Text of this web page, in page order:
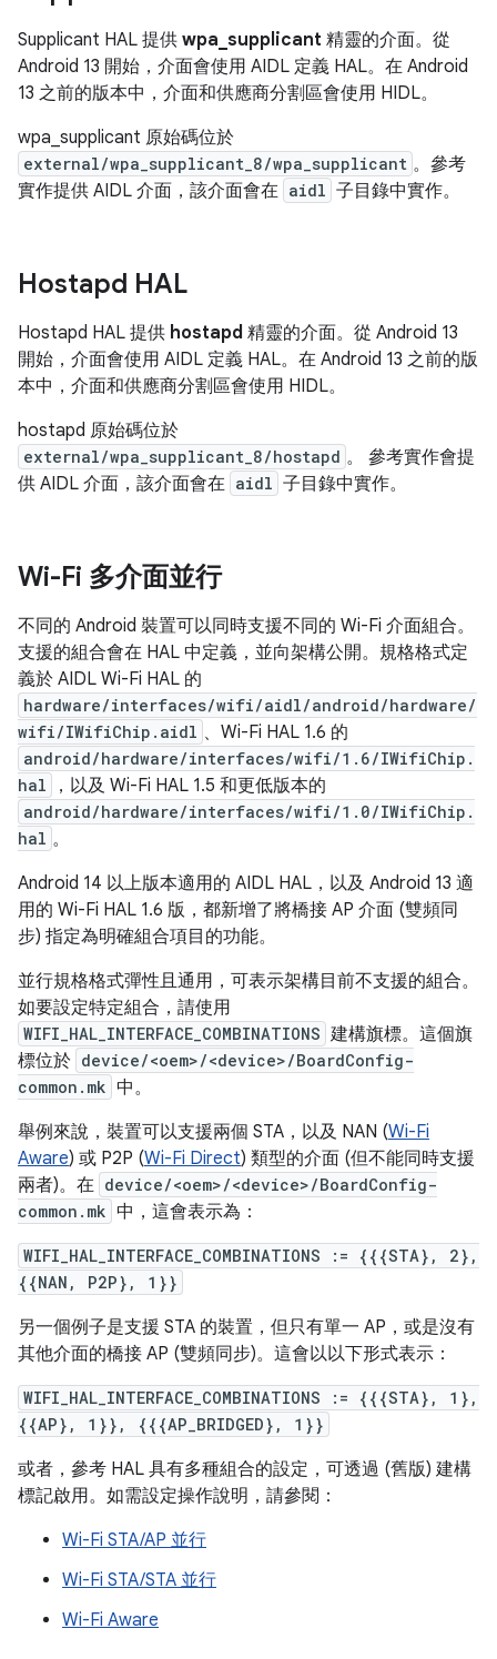
Supplicant HAL 提供 wpa_supplicant 精靈的介面。從
Android 13 開始，介面會使用 AIDL 定義 HAL。在 Android
13 之前的版本中，介面和供應商分割區會使用 HIDL。
wpa_supplicant 原始碼位於
external/wpa_supplicant_8/wpa_supplicant 。參考
實作提供 AIDL 介面，該介面會在 aidl 子目錄中實作。
Hostapd HAL
Hostapd HAL 提供 hostapd 精靈的介面。從 Android 13
開始，介面會使用 AIDL 定義 HAL。在 Android 13 之前的版
本中，介面和供應商分割區會使用 HIDL。
hostapd 原始碼位於
external/wpa_supplicant_8/hostapd 。 參考實作會提
供 AIDL 介面，該介面會在 aidl 子目錄中實作。
Wi-Fi 多介面並行
不同的 Android 裝置可以同時支援不同的 Wi-Fi 介面組合。
支援的組合會在 HAL 中定義，並向架構公開。規格格式定
義於 AIDL Wi-Fi HAL 的
hardware/interfaces/wifi/aidl/android/hardware/
wifi/IWifiChip.aidl 、Wi-Fi HAL 1.6 的
android/hardware/interfaces/wifi/1.6/IWifiChip.
hal
，以及 Wi-Fi HAL 1.5 和更低版本的
android/hardware/interfaces/wifi/1.0/IWifiChip.
hal 。
Android 14 以上版本適用的 AIDL HAL，以及 Android 13 適
用的 Wi-Fi HAL 1.6 版，都新增了將橋接 AP 介面 (雙頻同
步) 指定為明確組合項目的功能。
並行規格格式彈性且通用，可表示架構目前不支援的組合。
如要設定特定組合，請使用
WIFI_HAL_INTERFACE_COMBINATIONS 建構旗標。這個旗
標位於 device/<oem>/<device>/BoardConfig-
common.mk 中。
舉例來說，裝置可以支援兩個 STA，以及 NAN (Wi-Fi
Aware) 或 P2P (Wi-Fi Direct) 類型的介面 (但不能同時支援
兩者)。在 device/<oem>/<device>/BoardConfig-
common.mk 中，這會表示為：
WIFI_HAL_INTERFACE_COMBINATIONS := {{{STA}, 2},
{{NAN, P2P}, 1}}
另一個例子是支援 STA 的裝置，但只有單一 AP，或是沒有
其他介面的橋接 AP (雙頻同步)。這會以以下形式表示：
WIFI_HAL_INTERFACE_COMBINATIONS := {{{STA}, 1},
{{AP}, 1}}, {{{AP_BRIDGED}, 1}}
或者，參考 HAL 具有多種組合的設定，可透過 (舊版) 建構
標記啟用。如需設定操作說明，請參閱：
Wi-Fi STA/AP 並行
Wi-Fi STA/STA 並行
Wi-Fi Aware